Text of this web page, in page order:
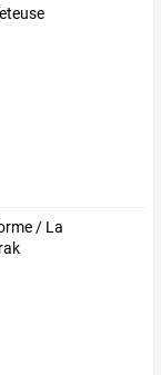
/ La